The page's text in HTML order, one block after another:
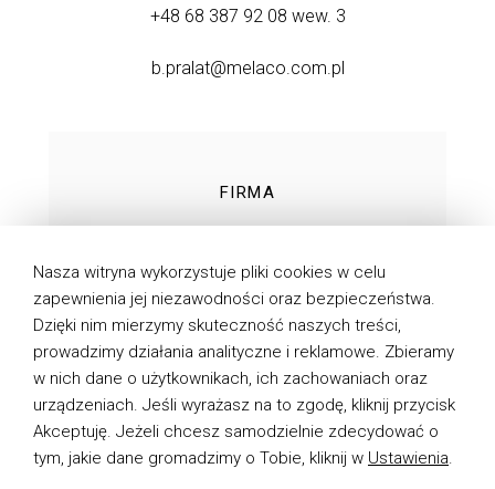
+48 68 387 92 08 wew. 3
b.pralat@melaco.com.pl
FIRMA
PRODUKTY
DO POBRANIA
AKTUALNOŚCI
POLITYKA PRYWATNOŚCI
Nasza witryna wykorzystuje pliki cookies w celu
zapewnienia jej niezawodności oraz bezpieczeństwa.
Dzięki nim mierzymy skuteczność naszych treści,
prowadzimy działania analityczne i reklamowe. Zbieramy
w nich dane o użytkownikach, ich zachowaniach oraz
urządzeniach. Jeśli wyrażasz na to zgodę, kliknij przycisk
Akceptuję. Jeżeli chcesz samodzielnie zdecydować o
tym, jakie dane gromadzimy o Tobie, kliknij w Ustawienia.